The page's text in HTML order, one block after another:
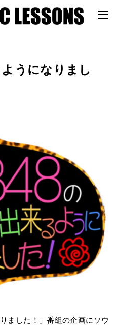
うになりまし
ました！」番組の企画にソウ